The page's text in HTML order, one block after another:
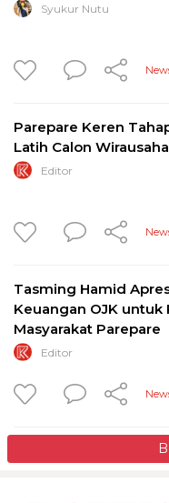
Syukur Nutu
Parepare Keren
Latih Calon Wirausaha
Editor
Tasming Hamid
Keuangan OJK untuk
Masyarakat Parepare
Editor